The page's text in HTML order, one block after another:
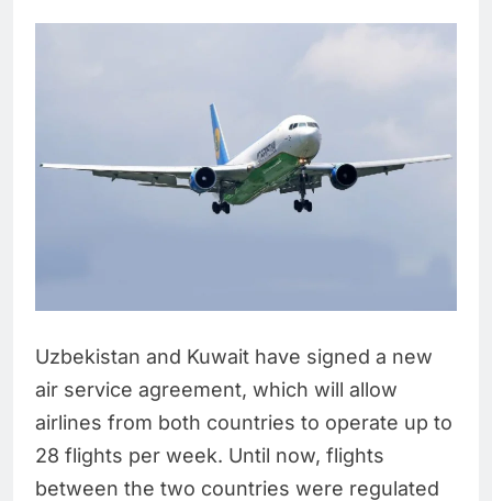
Uzbekistan and Kuwait have signed a new
air service agreement, which will allow
airlines from both countries to operate up to
28 flights per week. Until now, flights
between the two countries were regulated